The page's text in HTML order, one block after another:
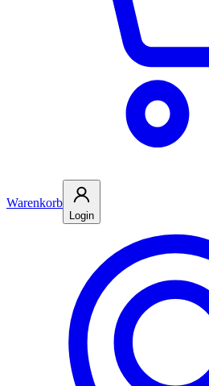
Warenkorb
Login